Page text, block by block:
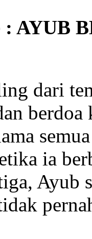
: AYUB
dari
berdoa
ia
Ayub